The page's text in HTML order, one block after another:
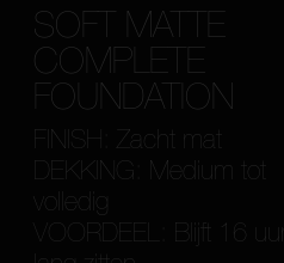
SOFT MATTE
COMPLETE
FOUNDATION
FINISH: Zacht mat
DEKKING: Medium tot
VOORDEEL: Blijft 16 uur